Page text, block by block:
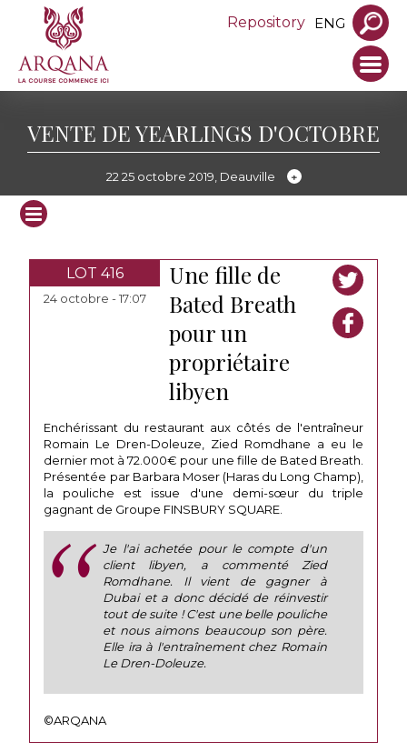
Repository ENG
VENTE DE YEARLINGS D'OCTOBRE
22 25 octobre 2019, Deauville
LOT 416
24 octobre - 17:07
Une fille de
Bated Breath
pour un
propriétaire
libyen
Enchérissant du restaurant aux côtés de l'entraîneur
Romain Le Dren-Doleuze, Zied Romdhane a eu le
dernier mot à 72.000€ pour une fille de Bated Breath.
Présentée par Barbara Moser (Haras du Long Champ),
la pouliche est issue d'une demi-sœur du triple
gagnant de Groupe FINSBURY SQUARE.
Je l'ai achetée pour le compte d'un
client libyen, a commenté Zied
Romdhane. Il vient de gagner à
Dubai et a donc décidé de réinvestir
tout de suite ! C'est une belle pouliche
et nous aimons beaucoup son père.
Elle ira à l'entraînement chez Romain
Le Dren-Doleuze.
©ARQANA